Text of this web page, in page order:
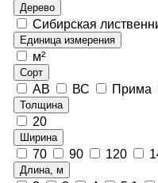
Дерево
Сибирская
Единица измерения
м²
Сорт
АВ ВС Прима
Толщина
20
Ширина
70 90 120
Длина, м